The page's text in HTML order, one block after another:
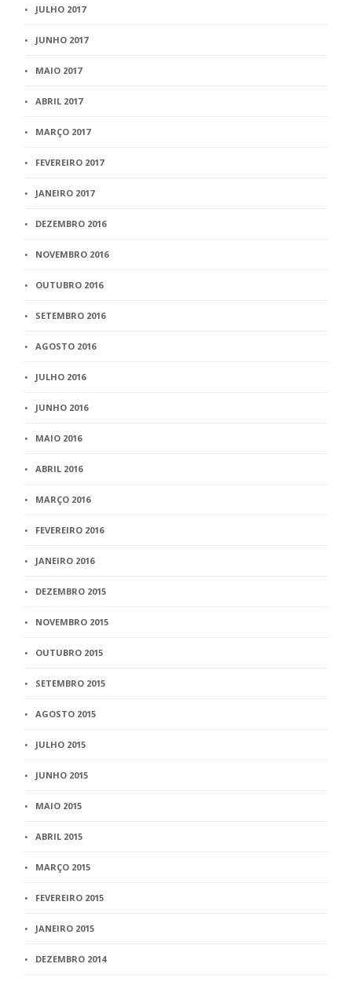
JULHO 2017
JUNHO 2017
MAIO 2017
ABRIL 2017
MARÇO 2017
FEVEREIRO 2017
JANEIRO 2017
DEZEMBRO 2016
NOVEMBRO 2016
OUTUBRO 2016
SETEMBRO 2016
AGOSTO 2016
JULHO 2016
JUNHO 2016
MAIO 2016
ABRIL 2016
MARÇO 2016
FEVEREIRO 2016
JANEIRO 2016
DEZEMBRO 2015
NOVEMBRO 2015
OUTUBRO 2015
SETEMBRO 2015
AGOSTO 2015
JULHO 2015
JUNHO 2015
MAIO 2015
ABRIL 2015
MARÇO 2015
FEVEREIRO 2015
JANEIRO 2015
DEZEMBRO 2014